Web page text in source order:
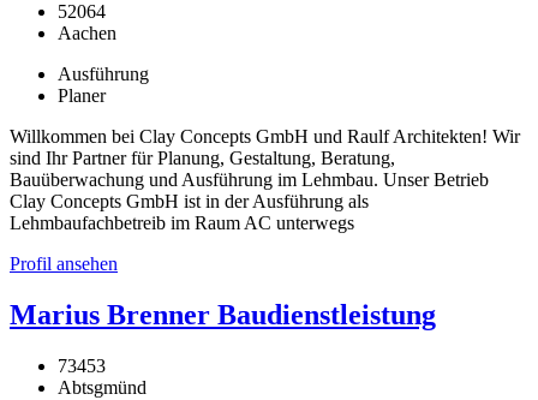
52064
Aachen
Ausführung
Planer
Willkommen bei Clay Concepts GmbH und Raulf Architekten! Wir
sind Ihr Partner für Planung, Gestaltung, Beratung,
Bauüberwachung und Ausführung im Lehmbau. Unser Betrieb
Clay Concepts GmbH ist in der Ausführung als
Lehmbaufachbetreib im Raum AC unterwegs
Profil ansehen
Marius Brenner Baudienstleistung
73453
Abtsgmünd